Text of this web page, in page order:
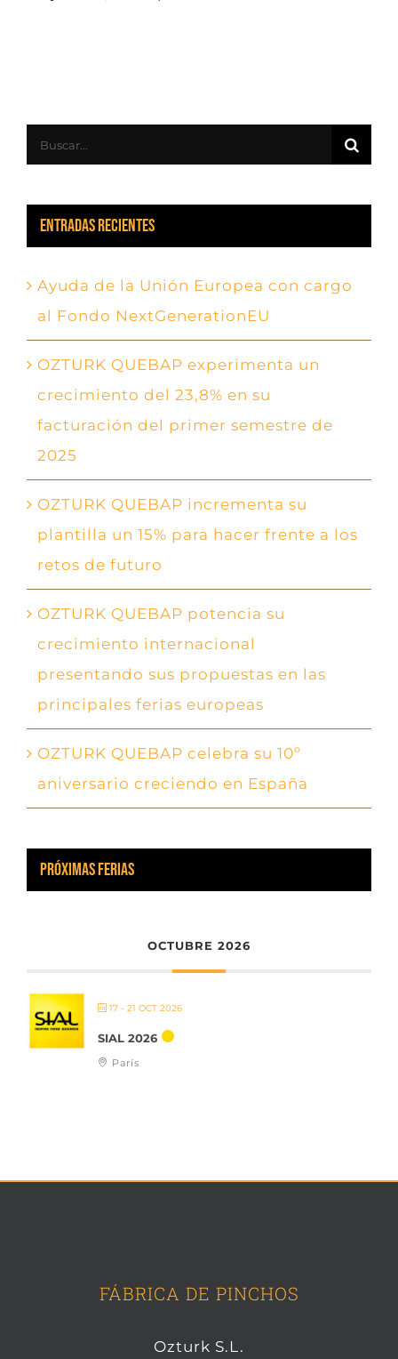
Buscar:
Entradas recientes
Ayuda de la Unión Europea con cargo
al Fondo NextGenerationEU
OZTURK QUEBAP experimenta un
crecimiento del 23,8% en su
facturación del primer semestre de
2025
OZTURK QUEBAP incrementa su
plantilla un 15% para hacer frente a los
retos de futuro
OZTURK QUEBAP potencia su
crecimiento internacional
presentando sus propuestas en las
principales ferias europeas
OZTURK QUEBAP celebra su 10º
aniversario creciendo en España
PRÓXIMAS FERIAS
OCTUBRE 2026
17 - 21 OCT 2026
SIAL 2026
París
FÁBRICA DE PINCHOS
Ozturk S.L.